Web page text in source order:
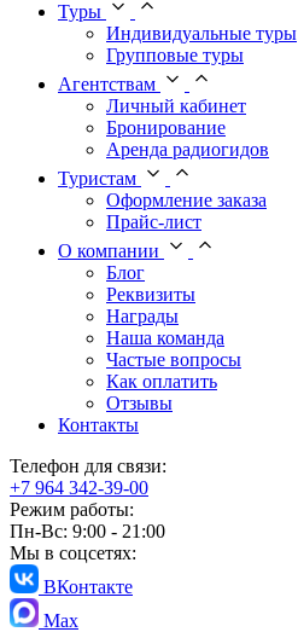
Туры
Индивидуальные туры
Групповые туры
Агентствам
Личный кабинет
Бронирование
Аренда радиогидов
Туристам
Оформление заказа
Прайс-лист
О компании
Блог
Реквизиты
Награды
Наша команда
Частые вопросы
Как оплатить
Отзывы
Контакты
Телефон для связи:
+7 964 342-39-00
Режим работы:
Пн-Вс: 9:00 - 21:00
Мы в соцсетях:
ВКонтакте
Max